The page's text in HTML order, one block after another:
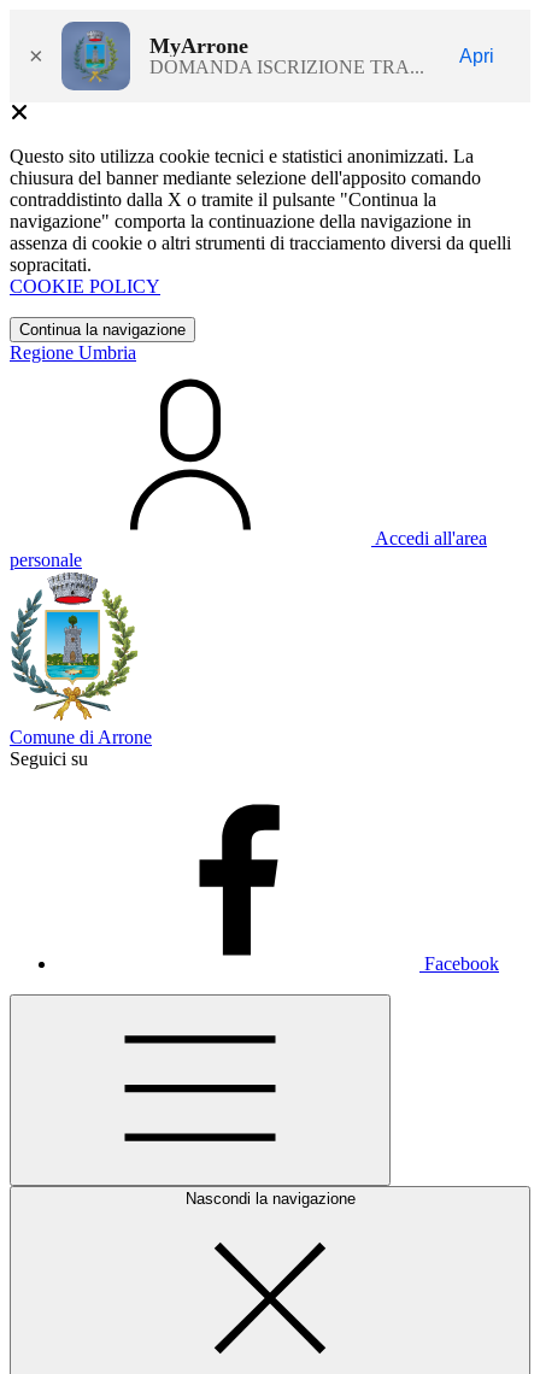
× MyArrone
DOMANDA ISCRIZIONE TRA...
Apri
Questo sito utilizza cookie tecnici e statistici anonimizzati. La
chiusura del banner mediante selezione dell'apposito comando
contraddistinto dalla X o tramite il pulsante "Continua la
navigazione" comporta la continuazione della navigazione in
assenza di cookie o altri strumenti di tracciamento diversi da quelli
sopracitati.
COOKIE POLICY
Continua la navigazione
Regione Umbria
Accedi all'area
personale
Comune di Arrone
Seguici su
Facebook
Nascondi la navigazione